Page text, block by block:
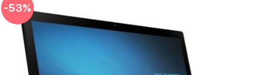
-53%